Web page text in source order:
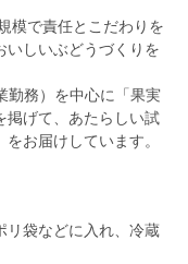
模で責任とこだわりを
いしいぶどうづくりを
勤務）を中心に「果実
掲げて、あたらしい試
お届けしています。
リ袋などに入れ、冷蔵